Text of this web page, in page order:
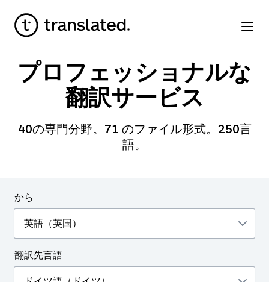
プロフェッショナルな
翻訳サービス
40の専門分野。 71 のファイル形式。 250言
語。
から
翻訳先言語